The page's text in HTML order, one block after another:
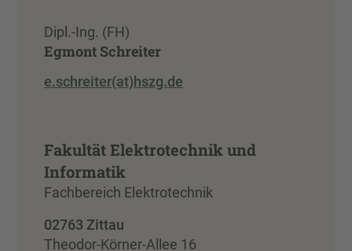
Dipl.-Ing. (FH)
Egmont Schreiter
e.schreiter(at)hszg.de
Fakultät Elektrotechnik und
Informatik
Fachbereich Elektrotechnik
02763 Zittau
Theodor-Körner-Allee 16